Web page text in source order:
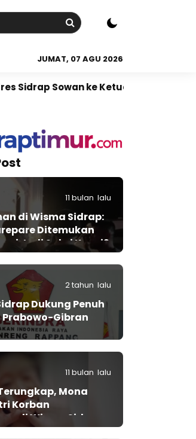
JUMAT, 07 AGU 2026
ke Ketua NU Sidrap
11 bulan lalu
di Wisma Sidrap:
Ditemukan
Jadi Saksi Kunci?
2 tahun lalu
Dukung Penuh
Gibran
11 bulan lalu
Mona
Korban
di Wisma Sidrap